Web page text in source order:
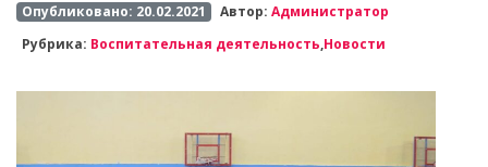
Опубликовано: 20.02.2021 Автор:Администратор
Рубрика: Воспитательная деятельность,Новости